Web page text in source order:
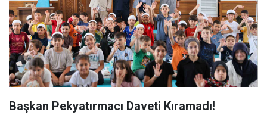
Başkan Pekyatırmacı Daveti Kıramadı!